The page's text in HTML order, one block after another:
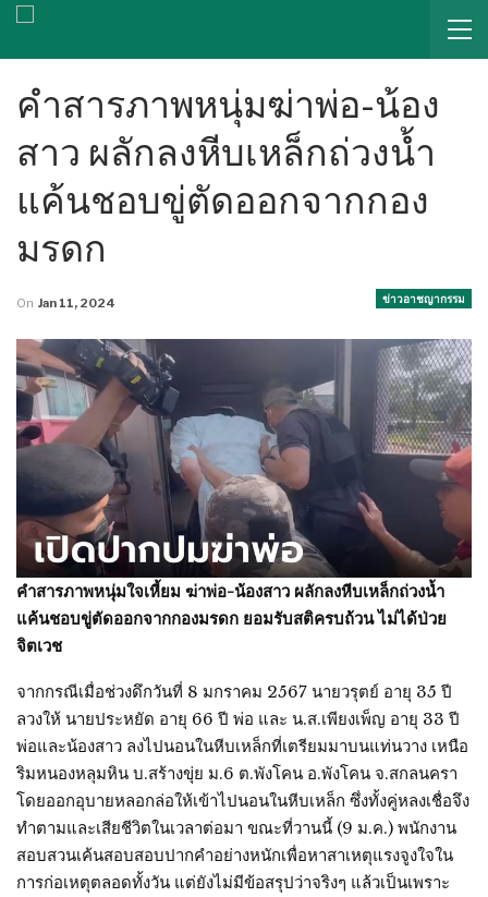
คำสารภาพหนุ่มฆ่าพ่อ-น้อง
สาว ผลักลงหีบเหล็กถ่วงน้ำ
แค้นชอบขู่ตัดออกจากกอง
มรดก
ข่าวอาชญากรรม
On Jan 11, 2024
คำสารภาพหนุ่มใจเหี้ยม ฆ่าพ่อ-น้องสาว ผลักลงหีบเหล็กถ่วงน้ำ
แค้นชอบขู่ตัดออกจากกองมรดก ยอมรับสติครบถ้วน ไม่ได้ป่วย
จิตเวช
จากกรณีเมื่อช่วงดึกวันที่ 8 มกราคม 2567 นายวรุตย์ อายุ 35 ปี
ลวงให้ นายประหยัด อายุ 66 ปี พ่อ และ น.ส.เพียงเพ็ญ อายุ 33 ปี
พ่อและน้องสาว ลงไปนอนในหีบเหล็กที่เตรียมมาบนแท่นวาง เหนือ
ริมหนองหลุมหิน บ.สร้างขุ่ย ม.6 ต.พังโคน อ.พังโคน จ.สกลนครา
โดยออกอุบายหลอกล่อให้เข้าไปนอนในหีบเหล็ก ซึ่งทั้งคู่หลงเชื่อจึง
ทำตามและเสียชีวิตในเวลาต่อมา ขณะที่วานนี้ (9 ม.ค.) พนักงาน
สอบสวนเค้นสอบสอบปากคำอย่างหนักเพื่อหาสาเหตุแรงจูงใจใน
การก่อเหตุตลอดทั้งวัน แต่ยังไม่มีข้อสรุปว่าจริงๆ แล้วเป็นเพราะ